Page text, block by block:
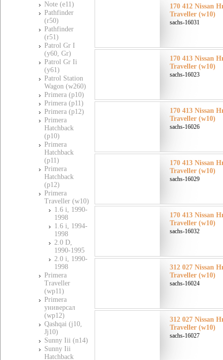
Note (e11)
Pathfinder
(r50)
Pathfinder
(r51)
Patrol Gr I
(y60, Gr)
Patrol Gr Ii
(y61)
Patrol Station
Wagon (w260)
Primera (p10)
Primera (p11)
Primera (p12)
Primera
Hatchback
(p10)
Primera
Hatchback
(p11)
Primera
Hatchback
(p12)
Primera
Traveller (w10)
1.6 i, 1990-
1998
1.6 i, 1994-
1998
2.0 D,
1990-1995
2.0 i, 1990-
1998
Primera
Traveller
(wp11)
Primera
универсал
(wp12)
Qashqai (j10,
Jj10)
Sunny Iii (n14)
Sunny Iii
Hatchback
170 412 Nissan
Traveller (w10)
sachs-16031
170 413 Nissan
Traveller (w10)
sachs-16023
170 413 Nissan
Traveller (w10)
sachs-16026
170 413 Nissan
Traveller (w10)
sachs-16029
170 413 Nissan
Traveller (w10)
sachs-16032
312 027 Nissan
Traveller (w10)
sachs-16024
312 027 Nissan
Traveller (w10)
sachs-16027